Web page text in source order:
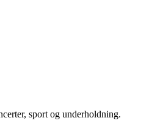
sport og underholdning.